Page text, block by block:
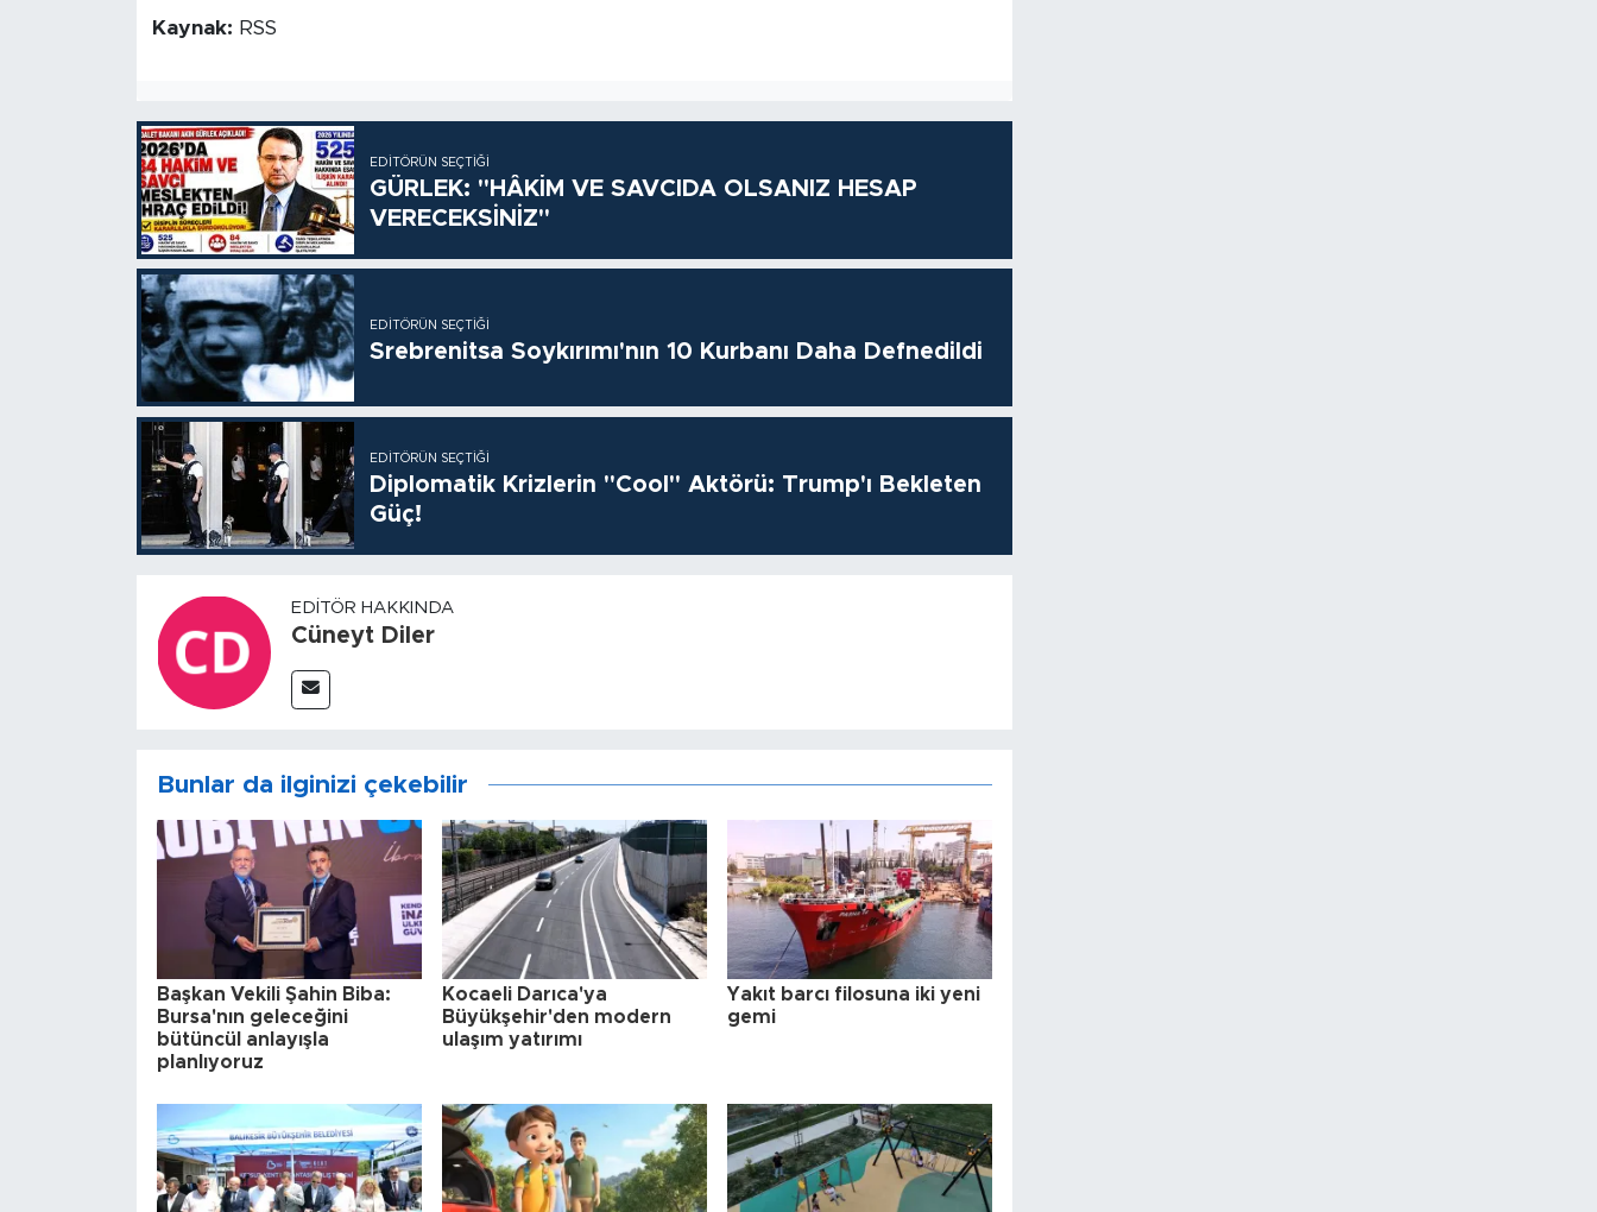
Kaynak: RSS
EDITÖRÜN SEÇTIĞI
GÜRLEK: "HÂKİM VE SAVCIDA OLSANIZ HESAP
VERECEKSİNİZ"
EDITÖRÜN SEÇTIĞI
Srebrenitsa Soykırımı'nın 10 Kurbanı Daha Defnedildi
EDITÖRÜN SEÇTIĞI
Diplomatik Krizlerin "Cool" Aktörü: Trump'ı Bekleten
Güç!
EDITÖR HAKKINDA
Cüneyt Diler
Bunlar da ilginizi çekebilir
Başkan Vekili Şahin Biba:
Bursa'nın geleceğini
bütüncül anlayışla
planlıyoruz
Kocaeli Darıca'ya
Büyükşehir'den modern
ulaşım yatırımı
Yakıt barcı filosuna iki yeni
gemi